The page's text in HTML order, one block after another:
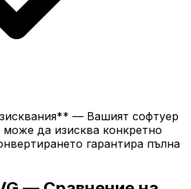
— Вашият софтуер
да изисква конкретно
гарантира пълна